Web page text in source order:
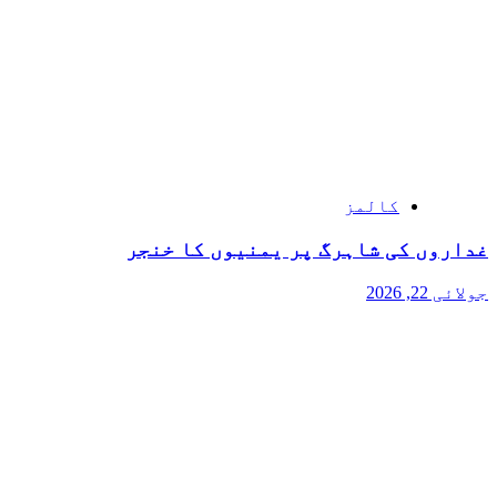
کالمز
غداروں کی شاہرگ پر یمنیوں کا خنجر
جولائی 22, 2026